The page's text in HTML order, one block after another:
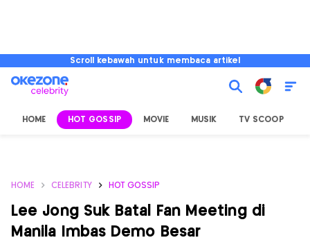
Scroll kebawah untuk membaca artikel
HOME HOT GOSSIP MOVIE MUSIK TV SCOOP
HOME CELEBRITY HOT GOSSIP
Lee Jong Suk Batal Fan Meeting di
Manila Imbas Demo Besar